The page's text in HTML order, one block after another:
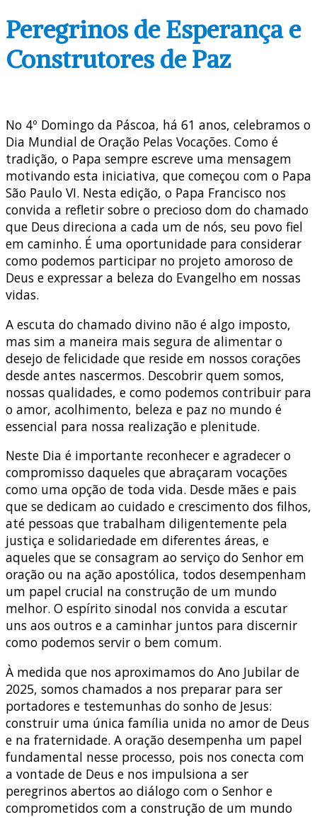
Peregrinos de Esperança e
Construtores de Paz
No 4º Domingo da Páscoa, há 61 anos, celebramos o
Dia Mundial de Oração Pelas Vocações. Como é
tradição, o Papa sempre escreve uma mensagem
motivando esta iniciativa, que começou com o Papa
São Paulo VI. Nesta edição, o Papa Francisco nos
convida a refletir sobre o precioso dom do chamado
que Deus direciona a cada um de nós, seu povo fiel
em caminho. É uma oportunidade para considerar
como podemos participar no projeto amoroso de
Deus e expressar a beleza do Evangelho em nossas
vidas.
A escuta do chamado divino não é algo imposto,
mas sim a maneira mais segura de alimentar o
desejo de felicidade que reside em nossos corações
desde antes nascermos. Descobrir quem somos,
nossas qualidades, e como podemos contribuir para
o amor, acolhimento, beleza e paz no mundo é
essencial para nossa realização e plenitude.
Neste Dia é importante reconhecer e agradecer o
compromisso daqueles que abraçaram vocações
como uma opção de toda vida. Desde mães e pais
que se dedicam ao cuidado e crescimento dos filhos,
até pessoas que trabalham diligentemente pela
justiça e solidariedade em diferentes áreas, e
aqueles que se consagram ao serviço do Senhor em
oração ou na ação apostólica, todos desempenham
um papel crucial na construção de um mundo
melhor. O espírito sinodal nos convida a escutar
uns aos outros e a caminhar juntos para discernir
como podemos servir o bem comum.
À medida que nos aproximamos do Ano Jubilar de
2025, somos chamados a nos preparar para ser
portadores e testemunhas do sonho de Jesus:
construir uma única família unida no amor de Deus
e na fraternidade. A oração desempenha um papel
fundamental nesse processo, pois nos conecta com
a vontade de Deus e nos impulsiona a ser
peregrinos abertos ao diálogo com o Senhor e
comprometidos com a construção de um mundo